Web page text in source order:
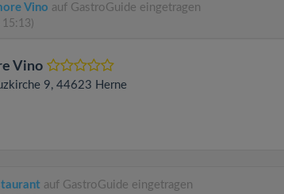
Vino auf GastroGuide eingetragen
15:13)
Vino
9, 44623 Herne
auf GastroGuide eingetragen